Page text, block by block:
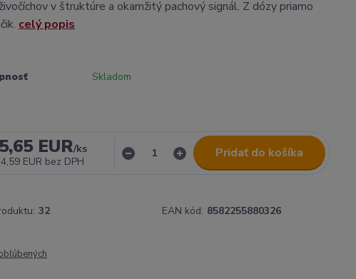
v štruktúre a okamžitý pachový signál. Z dózy priamo
celý popis
Skladom
5,65 EUR/ks
4,59 EUR bez DPH
Pridať do košíka
32 EAN kód: 8582255880326